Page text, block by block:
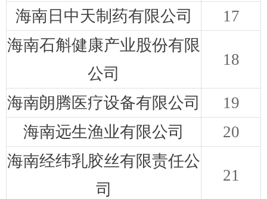
海南日中天制药有限公司
17
海南石斛健康产业股份有限
公司
18
海南朗腾医疗设备有限公司
19
海南远生渔业有限公司
20
海南经纬乳胶丝有限责任公
司
21